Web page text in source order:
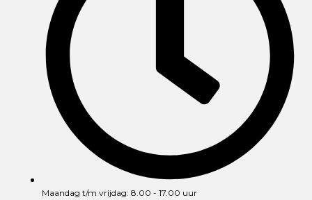
Maandag t/m vrijdag: 8.00 - 17.00 uur